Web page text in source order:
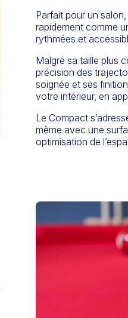
Parfait pour un
rapidement comme
rythmées et
Malgré sa taille plus
précision des
soignée et ses
votre intérieur, en
Le Compact
même avec une
optimisation de